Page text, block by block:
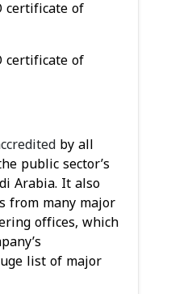
of
of
by all
public sector’s
Arabia. It also
from many major
offices, which
list of major